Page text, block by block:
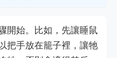
開始。比如，先讓睡鼠
把手放在籠子裡，讓牠